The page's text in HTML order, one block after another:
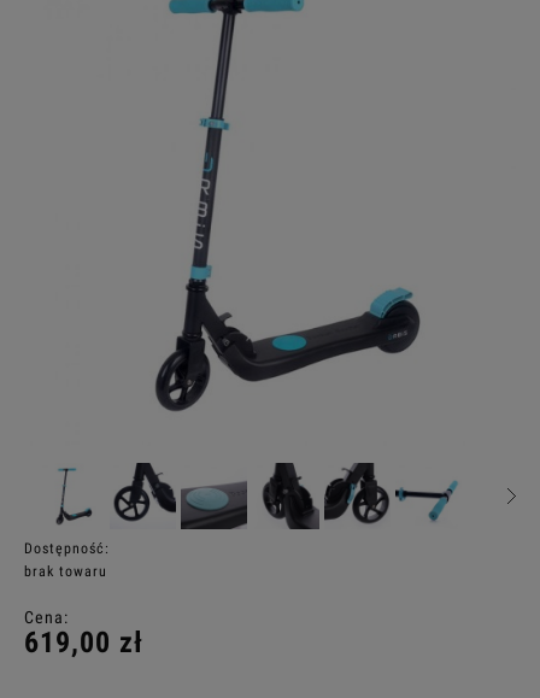
Dostępność:
brak towaru
Cena:
619,00 zł